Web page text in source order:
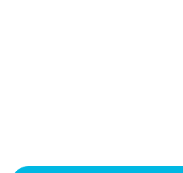
WH6-11